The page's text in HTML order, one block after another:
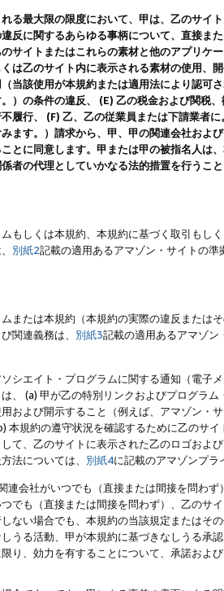
る最大限の限度において、甲は、乙のサイ
反に関するあらゆる事柄について、直接ま
サイトまたはこれらの素材と他のアプリ
は乙のサイト内に表示される素材の使用、
当該使用が本規約または適用法により認可
）の条件の違反、 (E) 乙の税金および関税
履行、 (F) 乙、乙の従業員または下請業者
ます。）請求から、甲、甲の関連会社およ
とに同意します。甲または甲の被指名人は
者の代理としていかなる法的措置を行うこ
もしくは本規約、本規約に基づく取引もし
別紙2記載の適用あるアマゾン・サイトの
または本規約（本規約の実際の違反または
関連義務は、 別紙3記載の適用あるアマゾン
シエイト・プログラムに関する通知（電子
、 (a) 甲が乙の特別リンクおよびプログラ
および開示すること（例えば、アマゾン・
本規約の遵守状況を確認するために乙のサ
て、乙のサイトに表示された乙のロゴおよ
法については、 別紙4に記載のアマゾンプ
連会社がいつでも（直接または間接を問わ
でも（直接または間接を問わず）、乙のサ
ない場合でも、本規約の当該規定またはそ
うる活動、甲が本規約に基づきなしうる承
り、効力を有することについて、承諾およ